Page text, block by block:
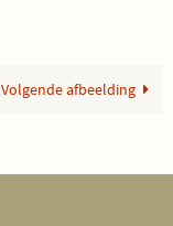
Volgende afbeelding